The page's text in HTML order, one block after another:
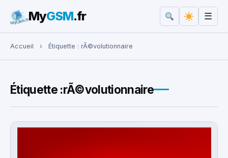
Rechercher :
MyGSM.fr ☰
Accueil › Étiquette : rÃ©volutionnaire
Étiquette :rÃ©volutionnaire